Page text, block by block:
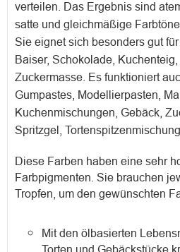
verteilen. Das Ergebnis sind
satte und gleichmäßige
Sie eignet sich besonders gut
Baiser, Schokolade,
Zuckermasse. Es funktioniert
Gumpastes, Modellierpasten,
Kuchenmischungen, Gebäck,
Spritzgel,
Diese Farben haben eine sehr
Farbpigmenten. Sie brauchen
Tropfen, um den gewünschten
Mit den ölbasierten
Torten und Gebäckstücke